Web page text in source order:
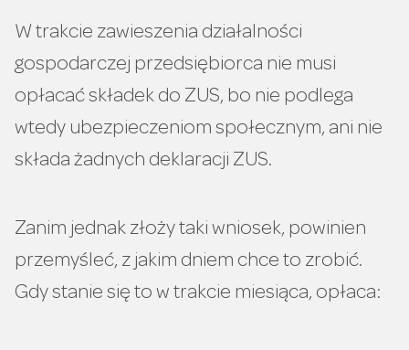
W trakcie zawieszenia działalności
gospodarczej przedsiębiorca nie musi
opłacać składek do ZUS, bo nie podlega
wtedy ubezpieczeniom społecznym, ani nie
składa żadnych deklaracji ZUS.
Zanim jednak złoży taki wniosek, powinien
przemyśleć, z jakim dniem chce to zrobić.
Gdy stanie się to w trakcie miesiąca, opłaca: